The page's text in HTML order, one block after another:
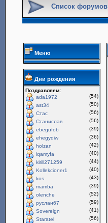
Список форумов
Меню
Дни рождения
Поздравляем:
ada1972
(54)
ast34
(50)
Стас
(56)
Станислав
(56)
ebegufob
(39)
ehegydiw
(36)
holzan
(42)
iqamyfa
(40)
kirill271259
(44)
Kollekcioner1
(40)
kos
(43)
mamba
(39)
olenche
(52)
руслан67
(59)
Sovereign
(41)
Staratel
(56)